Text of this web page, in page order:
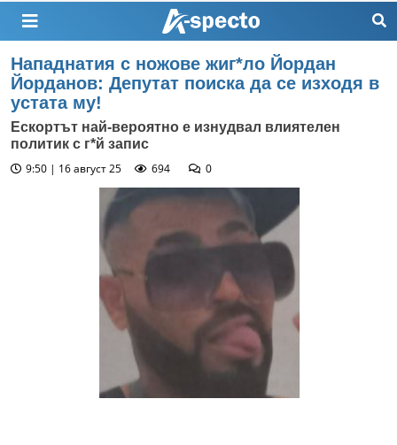
Нападнатия с ножове жиг*ло Йордан
Йорданов: Депутат поиска да се изходя в
устата му!
Ескортът най-вероятно е изнудвал влиятелен
политик с г*й запис
9:50 | 16 август 25
694 0